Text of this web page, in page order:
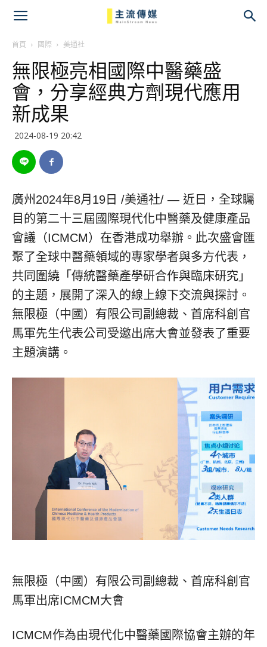
首頁 國際 美通社
無限極亮相國際中醫藥盛
會，分享經典方劑現代應用
新成果
2024-08-19 20:42
廣州 2024年8月19日 /美通社/ — 近日，全球矚
目的第二十三屆國際現代化中醫藥及健康產品
會議（ICMCM）在香港成功舉辦。此次盛會匯
聚了全球中醫藥領域的專家學者與多方代表，
共同圍繞「傳統醫藥產學研合作與臨床研究」
的主題，展開了深入的線上線下交流與探討。
無限極（中國）有限公司副總裁、首席科創官
馬軍先生代表公司受邀出席大會並發表了重要
主題演講。
無限極（中國）有限公司副總裁、首席科創官
馬軍出席ICMCM大會
ICMCM作為由現代化中醫藥國際協會主辦的年